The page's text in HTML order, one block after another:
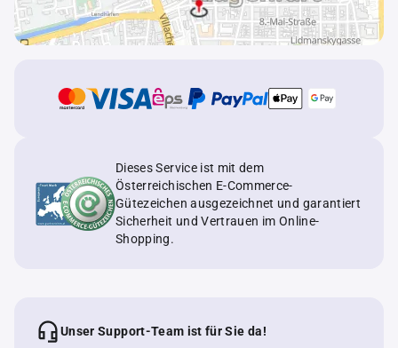
Dieses Service ist mit dem
Österreichischen E-Commerce-
Gütezeichen ausgezeichnet und garantiert
Sicherheit und Vertrauen im Online-
Shopping.
Unser Support-Team ist für Sie da!